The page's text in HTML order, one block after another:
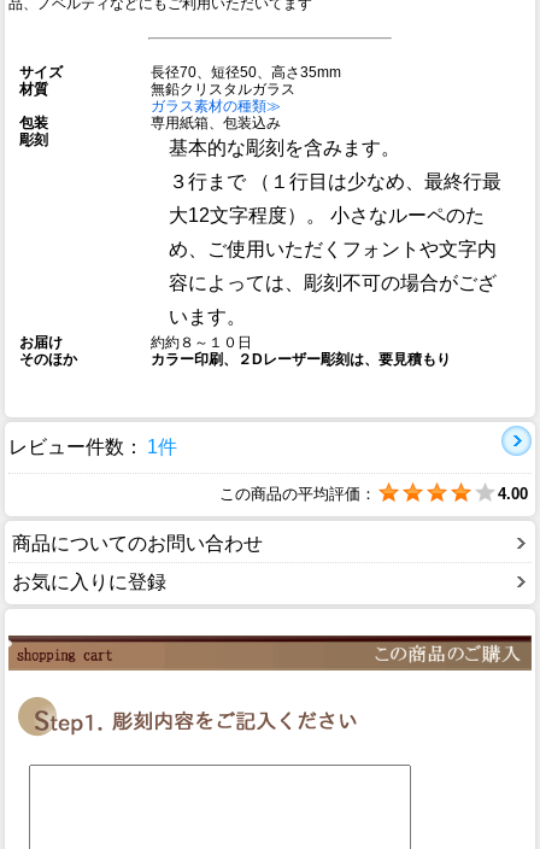
品、ノベルティなどにもご利用いただいてます
サイズ
長径70、短径50、高さ35mm
材質
無鉛クリスタルガラス
ガラス素材の種類≫
包装
専用紙箱、包装込み
彫刻
基本的な彫刻を含みます。
３行まで （１行目は少なめ、最終行最
大12文字程度）。 小さなルーペのた
め、ご使用いただくフォントや文字内
容によっては、彫刻不可の場合がござ
います。
お届け
約約８～１０日
そのほか
カラー印刷、２Dレーザー彫刻は、要見積もり
レビュー件数： 1件
この商品の平均評価： 4.00
商品についてのお問い合わせ
お気に入りに登録